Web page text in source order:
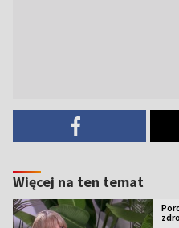
Więcej na ten temat